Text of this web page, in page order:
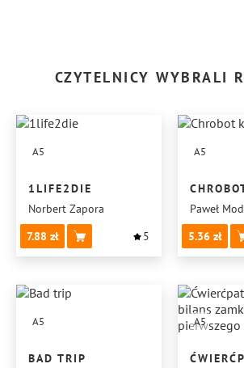
CZYTELNICY WYBRALI
A5
1LIFE2DIE
Norbert Zapora
7.88
5
A5
Paweł
5.36
A5
BAD TRIP
A5